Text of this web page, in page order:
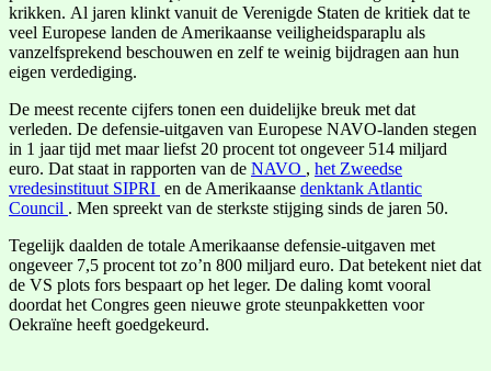
krikken. Al jaren klinkt vanuit de Verenigde Staten de kritiek dat te
veel Europese landen de Amerikaanse veiligheidsparaplu als
vanzelfsprekend beschouwen en zelf te weinig bijdragen aan hun
eigen verdediging.
De meest recente cijfers tonen een duidelijke breuk met dat
verleden. De defensie-uitgaven van Europese NAVO-landen stegen
in 1 jaar tijd met maar liefst 20 procent tot ongeveer 514 miljard
euro. Dat staat in rapporten van de NAVO , het Zweedse
vredesinstituut SIPRI en de Amerikaanse denktank Atlantic
Council . Men spreekt van de sterkste stijging sinds de jaren 50.
Tegelijk daalden de totale Amerikaanse defensie-uitgaven met
ongeveer 7,5 procent tot zo’n 800 miljard euro. Dat betekent niet dat
de VS plots fors bespaart op het leger. De daling komt vooral
doordat het Congres geen nieuwe grote steunpakketten voor
Oekraïne heeft goedgekeurd.